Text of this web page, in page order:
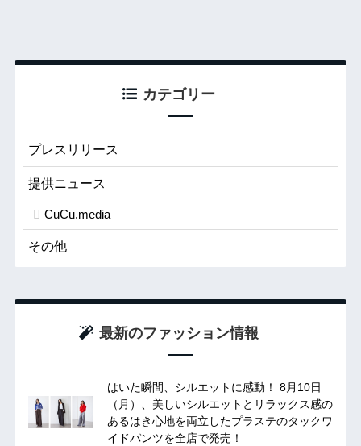
カテゴリー
プレスリリース
提供ニュース
CuCu.media
その他
最新のファッション情報
はいた瞬間、シルエットに感動！ 8月10日
（月）、美しいシルエットとリラックス感の
あるはき心地を両立したプラステのタックワ
イドパンツを全店で発売！